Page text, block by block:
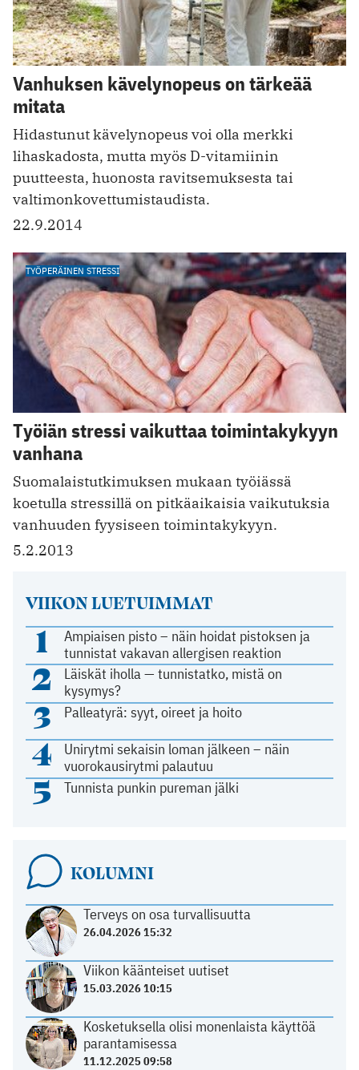
Vanhuksen kävelynopeus on tärkeää
mitata
Hidastunut kävelynopeus voi olla merkki
lihaskadosta, mutta myös ­D-vitamiinin
puutteesta, huonosta ravitsemuksesta tai
valtimonkovettumistaudista.
22.9.2014
TYÖPERÄINEN STRESSI
Työiän stressi vaikuttaa toimintakykyyn
vanhana
Suomalaistutkimuksen mukaan työiässä
koetulla stressillä on pitkäaikaisia vaikutuksia
vanhuuden fyysiseen toimintakykyyn.
5.2.2013
VIIKON LUETUIMMAT
1
Ampiaisen pisto – näin hoidat pistoksen ja
tunnistat vakavan allergisen reaktion
2
Läiskät iholla — tunnistatko, mistä on
kysymys?
3 Palleatyrä: syyt, oireet ja hoito
4
Unirytmi sekaisin loman jälkeen – näin
vuorokausirytmi palautuu
5 Tunnista punkin pureman jälki
KOLUMNI
Terveys on osa turvallisuutta
26.04.2026 15:32
Viikon käänteiset uutiset
15.03.2026 10:15
Kosketuksella olisi monenlaista käyttöä
parantamisessa
11.12.2025 09:58